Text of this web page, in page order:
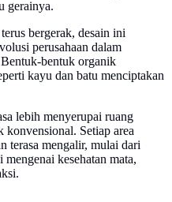
gerainya.
bergerak, desain ini
perusahaan dalam
bentuk organik
kayu dan batu menciptakan
lebih menyerupai ruang
konvensional. Setiap area
terasa mengalir, mulai dari
kesehatan mata,